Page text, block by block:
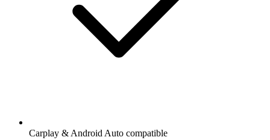
Carplay & Android Auto compatible